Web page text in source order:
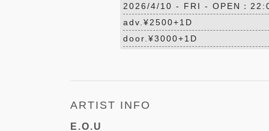
2026/4/10 - FRI - OPEN：
adv.¥2500+1D
door.¥3000+1D
ARTIST INFO
E.O.U